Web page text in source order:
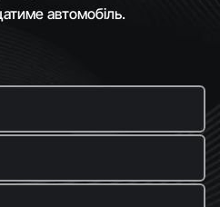
автомобіль.